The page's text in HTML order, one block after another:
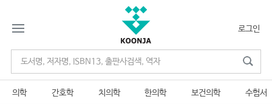
로그인
의학 간호학 치의학 한의학 보건의학 수험서